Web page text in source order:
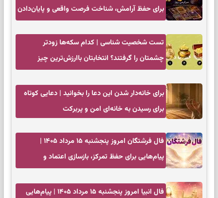
برای حفظ آرامش، شناخت فرصت واقعی و پایان‌دادن
تست شخصیت شناسی | کدام سکه‌ها زودتر
چشمتان را گرفتند؟ انتخابتان باارزش‌ترین چیز
برای خانه‌دار شدن این دعا را بخوانید | دعایی کوتاه
برای رسیدن به خانه‌ای امن و پربرکت
فال فرشتگان امروز پنجشنبه ۱۵ مرداد ۱۴۰۵ |
پیام‌هایی برای حفظ تمرکز، بازسازی اعتماد و
فال انبیا امروز پنجشنبه ۱۵ مرداد ۱۴۰۵ | پیام‌هایی